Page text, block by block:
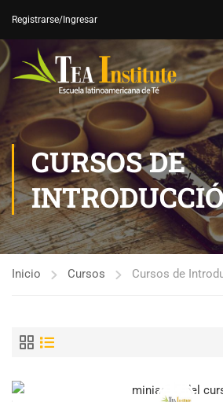
Registrarse/Ingresar
CURSOS DE
Inicio Cursos Cursos de